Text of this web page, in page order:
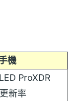
機
ProXDR
新率